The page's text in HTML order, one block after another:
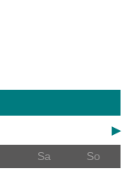
▶
Sa So